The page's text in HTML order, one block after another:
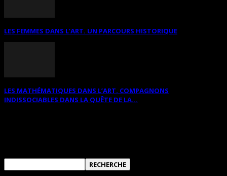
LES FEMMES DANS L’ART. UN PARCOURS HISTORIQUE
LES MATHÉMATIQUES DANS L’ART. COMPAGNONS
INDISSOCIABLES DANS LA QUÊTE DE LA...